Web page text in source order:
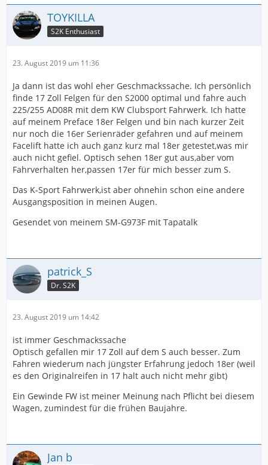
TOYKILLA
S2K Enthusiast
23. August 2019 um 11:36
Ja dann ist das wohl eher Geschmackssache. Ich persönlich
finde 17 Zoll Felgen für den S2000 optimal und fahre auch
225/255 AD08R mit dem KW Clubsport Fahrwerk. Ich hatte
auf meinem Preface 18er Felgen und bin nach kurzer Zeit
nur noch die 16er Serienräder gefahren und auf meinem
Facelift hatte ich auch ganz kurz mal 18er getestet,was mir
auch nicht gefiel. Optisch sehen 18er gut aus,aber vom
Fahrverhalten her,passen 17er für mich besser zum S.
Das K-Sport Fahrwerk,ist aber ohnehin schon eine andere
Ausgangsposition in meinen Augen.
Gesendet von meinem SM-G973F mit Tapatalk
patrick_S
Dr. S2K
23. August 2019 um 14:42
ist immer Geschmackssache
Optisch gefallen mir 17 Zoll auf dem S auch besser. Zum
Fahren wiederum nach jüngster Erfahrung jedoch 18er (weil
es den Originalreifen in 17 halt auch nicht mehr gibt)
Ein Gewinde FW ist meiner Meinung nach Pflicht bei diesem
Wagen, zumindest für die frühen Baujahre.
Jan b